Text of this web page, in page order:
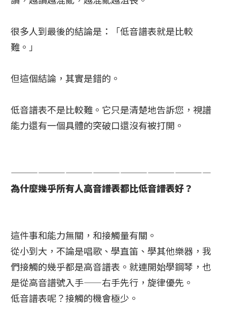
很多人到最後的結論是：「低音譜表就是比較
難。」
但這個結論，其實是錯的。
低音譜表不是比較難。它只是清楚地告訴您，視譜
能力還有一個具體的突破口還沒有被打開。
——————————————————————
為什麼幾乎所有人高音譜表都比低音譜表好？
這件事和能力無關，和接觸量有關。
從小到大，不論是唱歌、學直笛、學其他樂器，我
們接觸的幾乎都是高音譜表。就連開始學鋼琴，也
是從高音譜號入手——右手先行，旋律優先。
低音譜表呢？接觸的機會極少。